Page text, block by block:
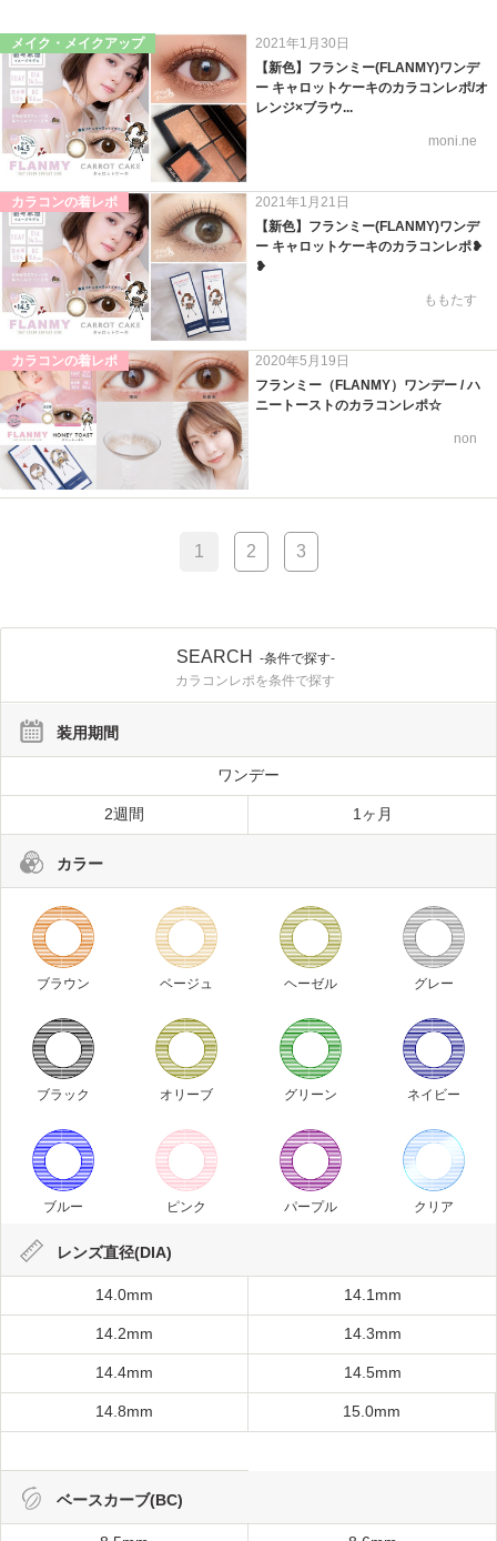
メイク・メイクアップ
2021年1月30日
【新色】フランミー(FLANMY)ワンデ
ー キャロットケーキのカラコンレポ/オ
レンジ×ブラウ...
moni.ne
カラコンの着レポ
2021年1月21日
【新色】フランミー(FLANMY)ワンデ
ー キャロットケーキのカラコンレポ❥
❥
ももたす
カラコンの着レポ
2020年5月19日
フランミー（FLANMY）ワンデー / ハ
ニートーストのカラコンレポ☆
non
1 2 3
SEARCH
-条件で探す-
カラコンレポを条件で探す
装用期間
ワンデー
2週間 1ヶ月
カラー
ブラウン ベージュ ヘーゼル グレー
ブラック オリーブ グリーン ネイビー
ブルー ピンク パープル クリア
レンズ直径(DIA)
14.0mm 14.1mm
14.2mm 14.3mm
14.4mm 14.5mm
14.8mm 15.0mm
ベースカーブ(BC)